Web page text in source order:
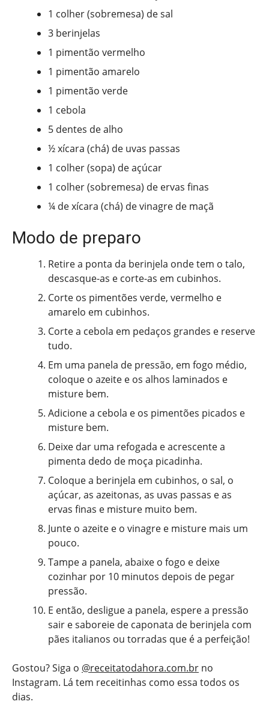
1 colher (sobremesa) de sal
3 berinjelas
1 pimentão vermelho
1 pimentão amarelo
1 pimentão verde
1 cebola
5 dentes de alho
½ xícara (chá) de uvas passas
1 colher (sopa) de açúcar
1 colher (sobremesa) de ervas finas
¼ de xícara (chá) de vinagre de maçã
Modo de preparo
Retire a ponta da berinjela onde tem o talo,
descasque-as e corte-as em cubinhos.
Corte os pimentões verde, vermelho e
amarelo em cubinhos.
Corte a cebola em pedaços grandes e reserve
tudo.
Em uma panela de pressão, em fogo médio,
coloque o azeite e os alhos laminados e
misture bem.
Adicione a cebola e os pimentões picados e
misture bem.
Deixe dar uma refogada e acrescente a
pimenta dedo de moça picadinha.
Coloque a berinjela em cubinhos, o sal, o
açúcar, as azeitonas, as uvas passas e as
ervas finas e misture muito bem.
Junte o azeite e o vinagre e misture mais um
pouco.
Tampe a panela, abaixe o fogo e deixe
cozinhar por 10 minutos depois de pegar
pressão.
E então, desligue a panela, espere a pressão
sair e saboreie de caponata de berinjela com
pães italianos ou torradas que é a perfeição!
Gostou? Siga o @receitatodahora.com.br no
Instagram. Lá tem receitinhas como essa todos os
dias.